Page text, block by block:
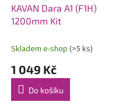
KAVAN Dara A1 (F1H)
1200mm Kit
Skladem e-shop (>5 ks)
1 049 Kč
Do košíku